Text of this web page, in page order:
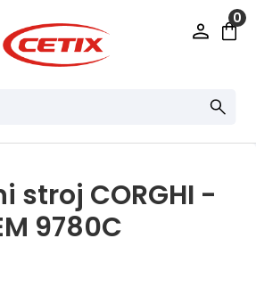
0
stroj CORGHI -
9780C